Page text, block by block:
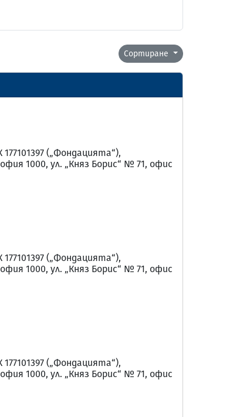
Сортиране
(„Фондацията“),
1000, ул. „Княз Борис“ № 71, офис
(„Фондацията“),
1000, ул. „Княз Борис“ № 71, офис
(„Фондацията“),
1000, ул. „Княз Борис“ № 71, офис